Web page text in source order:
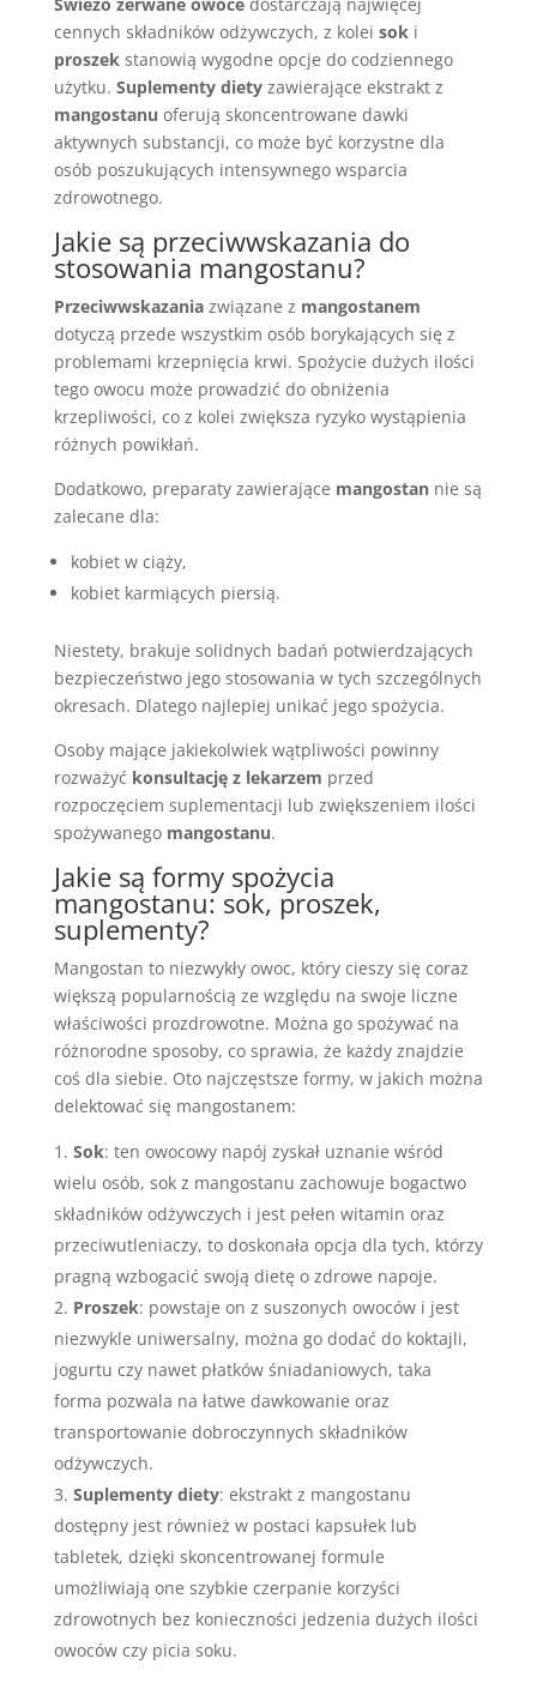
cennych składników odżywczych, z kolei soki
proszekstanowią wygodne opcje do codziennego
użytku. Suplementy dietyzawierające ekstrakt z
mangostanu oferują skoncentrowane dawki
aktywnych substancji, co może być korzystne dla
osób poszukujących intensywnego wsparcia
zdrowotnego.
Jakie są przeciwwskazania do
stosowania mangostanu?
Przeciwwskazaniazwiązane z mangostanem
dotyczą przede wszystkim osób borykających się z
problemami krzepnięcia krwi. Spożycie dużych ilości
tego owocu może prowadzić do obniżenia
krzepliwości, co z kolei zwiększa ryzyko wystąpienia
różnych powikłań.
Dodatkowo, preparaty zawierające mangostannie są
zalecane dla:
kobiet w ciąży,
kobiet karmiących piersią.
Niestety, brakuje solidnych badań potwierdzających
bezpieczeństwo jego stosowania w tych szczególnych
okresach. Dlatego najlepiej unikać jego spożycia.
Osoby mające jakiekolwiek wątpliwości powinny
rozważyć konsultację z lekarzem przed
rozpoczęciem suplementacji lub zwiększeniem ilości
spożywanego mangostanu.
Jakie są formy spożycia
mangostanu: sok, proszek,
suplementy?
Mangostan to niezwykły owoc, który cieszy się coraz
większą popularnością ze względu na swoje liczne
właściwości prozdrowotne. Można go spożywać na
różnorodne sposoby, co sprawia, że każdy znajdzie
coś dla siebie. Oto najczęstsze formy, w jakich można
delektować się mangostanem:
Sok: ten owocowy napój zyskał uznanie wśród
wielu osób, sok z mangostanu zachowuje bogactwo
składników odżywczych i jest pełen witamin oraz
przeciwutleniaczy, to doskonała opcja dla tych, którzy
pragną wzbogacić swoją dietę o zdrowe napoje.
Proszek: powstaje on z suszonych owoców i jest
niezwykle uniwersalny, można go dodać do koktajli,
jogurtu czy nawet płatków śniadaniowych, taka
forma pozwala na łatwe dawkowanie oraz
transportowanie dobroczynnych składników
odżywczych.
Suplementy diety: ekstrakt z mangostanu
dostępny jest również w postaci kapsułek lub
tabletek, dzięki skoncentrowanej formule
umożliwiają one szybkie czerpanie korzyści
zdrowotnych bez konieczności jedzenia dużych ilości
owoców czy picia soku.